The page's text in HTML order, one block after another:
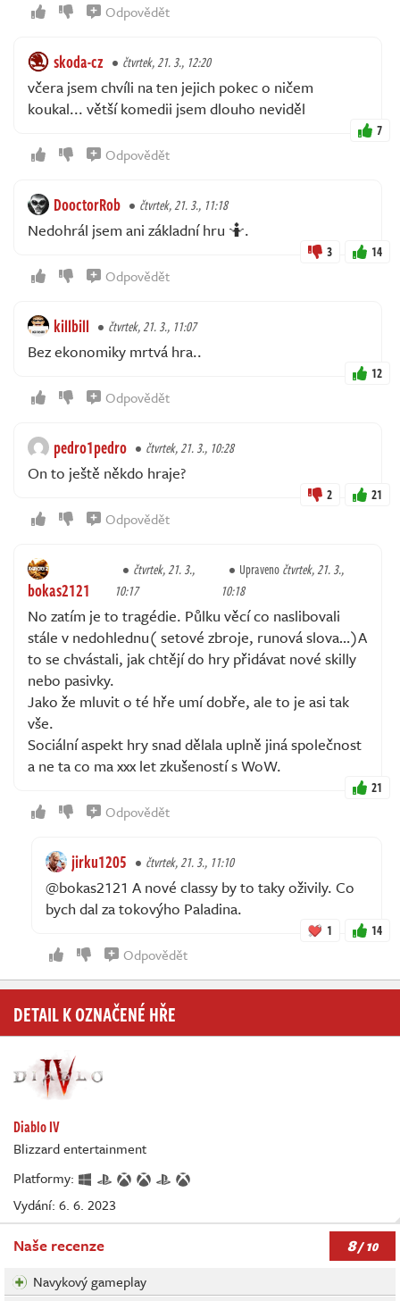
Odpovědět
skoda-cz čtvrtek, 21. 3., 12:20
včera jsem chvíli na ten jejich pokec o ničem
koukal... větší komedii jsem dlouho neviděl
7
Odpovědět
DooctorRob čtvrtek, 21. 3., 11:18
Nedohrál jsem ani základní hru 🤷.
3 14
Odpovědět
killbill čtvrtek, 21. 3., 11:07
Bez ekonomiky mrtvá hra..
12
Odpovědět
pedro1pedro čtvrtek, 21. 3., 10:28
On to ještě někdo hraje?
2 21
Odpovědět
bokas2121
čtvrtek, 21. 3.,
10:17
Upravenočtvrtek, 21. 3.,
10:18
No zatím je to tragédie. Půlku věcí co naslibovali
stále v nedohlednu( setové zbroje, runová slova…)A
to se chvástali, jak chtějí do hry přidávat nové skilly
nebo pasivky.
Jako že mluvit o té hře umí dobře, ale to je asi tak
vše.
Sociální aspekt hry snad dělala uplně jiná společnost
a ne ta co ma xxx let zkušeností s WoW.
21
Odpovědět
jirku1205 čtvrtek, 21. 3., 11:10
@bokas2121 A nové classy by to taky oživily. Co
bych dal za tokovýho Paladina.
1 14
Odpovědět
DETAIL K OZNAČENÉ HŘE
Diablo IV
Blizzard entertainment
Platformy:
Vydání: 6. 6. 2023
Naše recenze 8/ 10
Navykový gameplay